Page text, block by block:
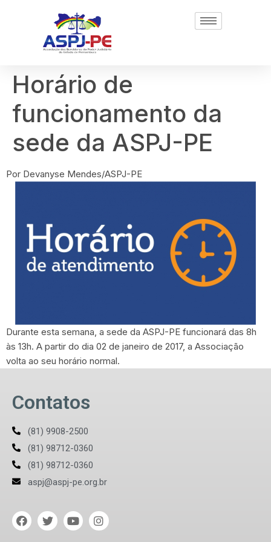
Horário de
funcionamento da
sede da ASPJ-PE
Por Devanyse Mendes/ASPJ-PE
Durante esta semana, a sede da ASPJ-PE funcionará das 8h
às 13h. A partir do dia 02 de janeiro de 2017, a Associação
volta ao seu horário normal.
Contatos
(81) 9908-2500
(81) 98712-0360
(81) 98712-0360
aspj@aspj-pe.org.br